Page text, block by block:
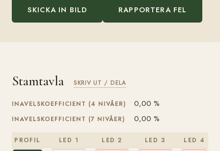
SKICKA IN BILD RAPPORTERA FEL
Stamtavla SKRIV UT / DELA
INAVELSKOEFFICIENT (4 NIVÅER) 0,00 %
INAVELSKOEFFICIENT (7 NIVÅER) 0,00 %
PROFIL LED 1 LED 2 LED 3 LED 4